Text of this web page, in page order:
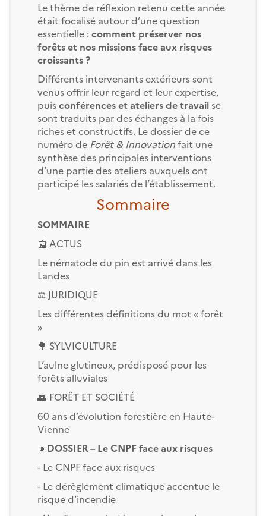
Le thème de réflexion retenu cette année
était focalisé autour d’une question
essentielle : comment préserver nos
forêts et nos missions face aux risques
croissants ?
Différents intervenants extérieurs sont
venus offrir leur regard et leur expertise,
puisconférences et ateliers de travailse
sont traduits par des échanges à la fois
riches et constructifs. Le dossier de ce
numéro de Forêt & Innovationfait une
synthèse des principales interventions
d’une partie des ateliers auxquels ont
participé les salariés de l’établissement.
Sommaire
SOMMAIRE
📰 ACTUS
Le nématode du pin est arrivé dans les
Landes
⚖️ JURIDIQUE
Les différentes définitions du mot « forêt
»
🌳 SYLVICULTURE
L’aulne glutineux, prédisposé pour les
forêts alluviales
👥 FORÊT ET SOCIÉTÉ
60 ans d’évolution forestière en Haute-
Vienne
🔸 DOSSIER – Le CNPF face aux risques
- Le CNPF face aux risques
- Le dérèglement climatique accentue le
risque d’incendie